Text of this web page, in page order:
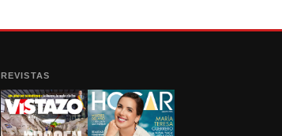
REVISTAS